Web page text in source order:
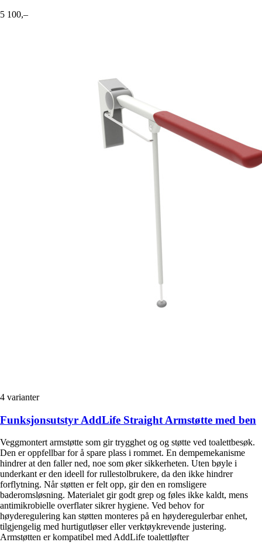
5 100,–
4 varianter
Funksjonsutstyr AddLife Straight Armstøtte med ben
Veggmontert armstøtte som gir trygghet og og støtte ved toalettbesøk.
Den er oppfellbar for å spare plass i rommet. En dempemekanisme
hindrer at den faller ned, noe som øker sikkerheten. Uten bøyle i
underkant er den ideell for rullestolbrukere, da den ikke hindrer
forflytning. Når støtten er felt opp, gir den en romsligere
baderomsløsning. Materialet gir godt grep og føles ikke kaldt, mens
antimikrobielle overflater sikrer hygiene. Ved behov for
høyderegulering kan støtten monteres på en høyderegulerbar enhet,
tilgjengelig med hurtigutløser eller verktøykrevende justering.
Armstøtten er kompatibel med AddLife toalettløfter